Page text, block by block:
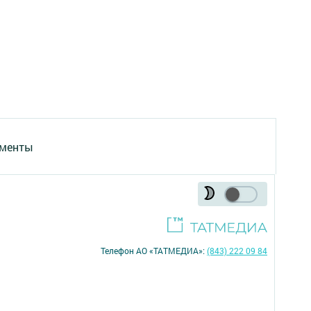
Телефон АО «ТАТМЕДИА»:(843) 222 09 84